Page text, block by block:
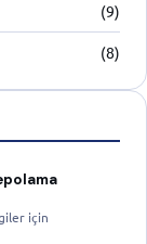
(9)
(8)
için